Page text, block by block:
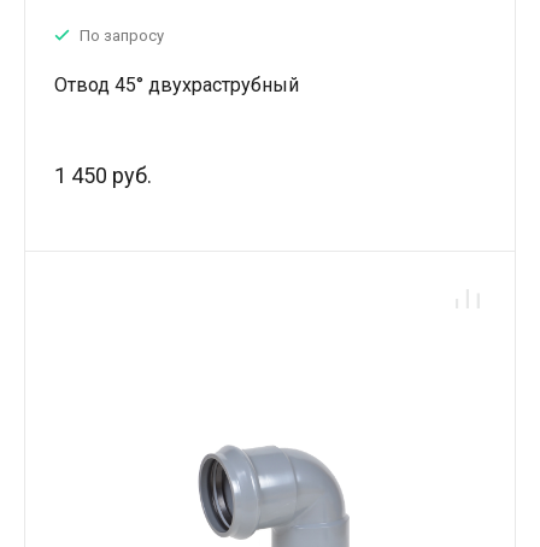
По запросу
Отвод 45° двухраструбный
1 450 руб.